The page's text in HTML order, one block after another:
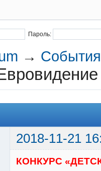
Пароль:
→
2018-11-21
КОНКУРС